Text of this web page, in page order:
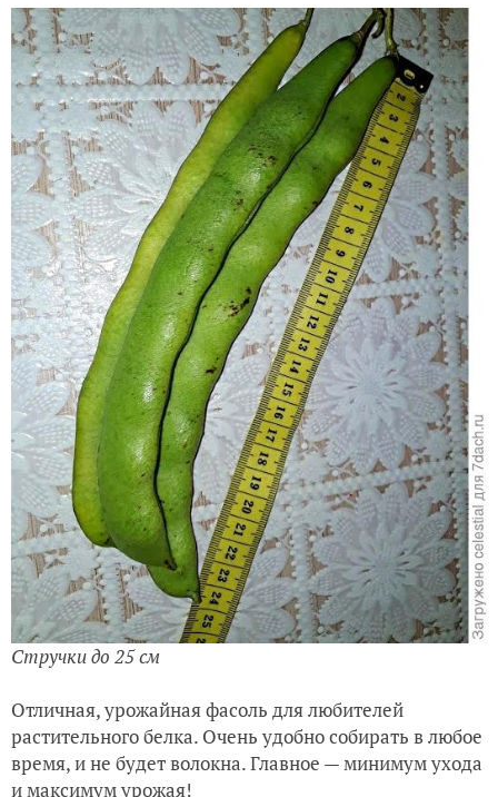
Стручки до 25 см
Отличная, урожайная фасоль для любителей
растительного белка. Очень удобно собирать в любое
время, и не будет волокна. Главное — минимум ухода
и максимум урожая!